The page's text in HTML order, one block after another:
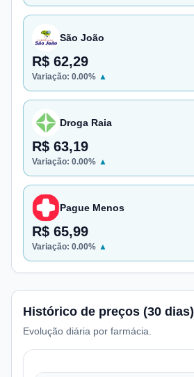
São João
R$ 62,29
Variação: 0.00% ▲
Droga Raia
R$ 63,19
Variação: 0.00% ▲
Pague Menos
R$ 65,99
Variação: 0.00% ▲
Histórico de preços (30 dias)
Evolução diária por farmácia.